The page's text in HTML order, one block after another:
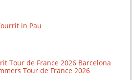
in Pau
Tour de France 2026 Barcelona
Tour de France 2026